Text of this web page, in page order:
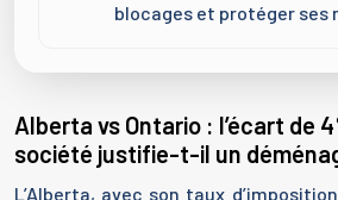
blocages et protéger ses
Alberta vs Ontario : l’écart de
société justifie-t-il un
L’Alberta, avec son taux